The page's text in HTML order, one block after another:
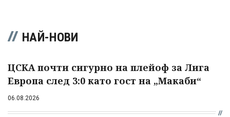
НАЙ-НОВИ
ЦСКА почти сигурно на плейоф за Лига
Европа след 3:0 като гост на „Макаби“
06.08.2026